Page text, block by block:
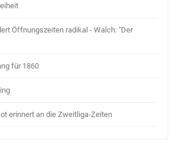
Öffnungszeiten radikal - Walch: "Der
für 1860
erinnert an die Zweitliga-Zeiten